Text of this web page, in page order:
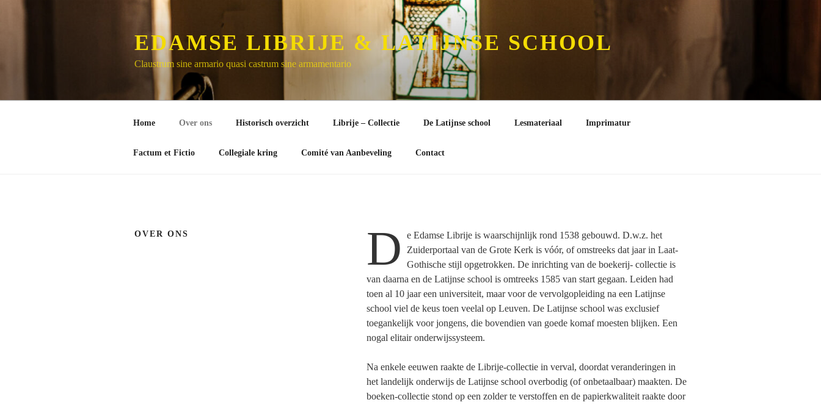
EDAMSE LIBRIJE & LATIJNSE SCHOOL
Claustrum sine armario quasi castrum sine armamentario
Home Over ons Historisch overzicht Librije – Collectie De Latijnse school Lesmateriaal Imprimatur
Factum et Fictio Collegiale kring Comité van Aanbeveling Contact
OVER ONS D
e Edamse Librije is waarschijnlijk rond 1538 gebouwd. D.w.z. het
Zuiderportaal van de Grote Kerk is vóór, of omstreeks dat jaar in Laat-
Gothische stijl opgetrokken. De inrichting van de boekerij- collectie is
van daarna en de Latijnse school is omtreeks 1585 van start gegaan. Leiden had
toen al 10 jaar een universiteit, maar voor de vervolgopleiding na een Latijnse
school viel de keus toen veelal op Leuven. De Latijnse school was exclusief
toegankelijk voor jongens, die bovendien van goede komaf moesten blijken. Een
nogal elitair onderwijssysteem.
Na enkele eeuwen raakte de Librije-collectie in verval, doordat veranderingen in
het landelijk onderwijs de Latijnse school overbodig (of onbetaalbaar) maakten. De
boeken-collectie stond op een zolder te verstoffen en de papierkwaliteit raakte door